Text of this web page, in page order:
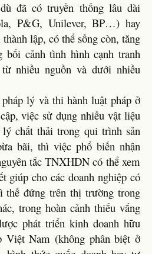
đã có truyền thống lâu dài
P&G, Unilever, BP…) hay
lập, có thể sống còn, tăng
bối cảnh tình hình cạnh tranh
nhiều nguồn và dưới nhiều
lý và thi hành luật pháp ở
việc sử dụng nhiều vật liệu
chất thải trong qui trình sản
bãi, thì việc phổ biến nhận
tắc TNXHDN có thể xem
giúp cho các doanh nghiệp có
thế đứng trên thị trường trong
trong hoàn cảnh thiếu vắng
phát triển kinh doanh hữu
Việt Nam (không phân biệt ở